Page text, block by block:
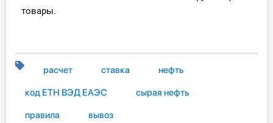
товары.
расчет ставка нефть
код ЕТН ВЭД ЕАЭС сырая нефть
правила вывоз